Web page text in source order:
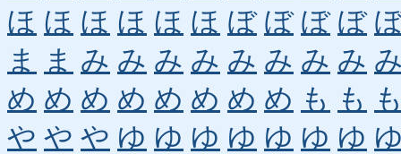
ほ ほ ほ ほ ほ ほ ぼ ぼ ぼ ぼ
ま
ま み み み み み み み み
め め め め め め め め も も
や や や ゆ ゆ ゆ ゆ ゆ ゆ ゆ